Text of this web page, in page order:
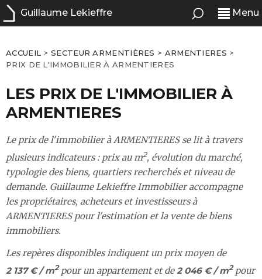
Guillaume Lekieffre Menu
ACCUEIL >SECTEUR ARMENTIÈRES > ARMENTIERES >
PRIX DE L'IMMOBILIER À ARMENTIERES
LES PRIX DE L'IMMOBILIER À
ARMENTIERES
Le prix de l'immobilier à ARMENTIERES se lit à travers
plusieurs indicateurs : prix au m2, évolution du marché,
typologie des biens, quartiers recherchés et niveau de
demande. Guillaume Lekieffre Immobilier accompagne
les propriétaires, acheteurs et investisseurs à
ARMENTIERES pour l'estimation et la vente de biens
immobiliers.
Les repères disponibles indiquent un prix moyen de
2 137 € / m2pour un appartement et de2 046 € / m2pour